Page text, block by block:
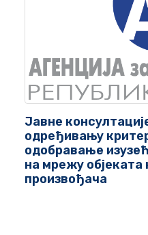
Јавне
одређивању
одобравање
на мрежу објеката
произвођача